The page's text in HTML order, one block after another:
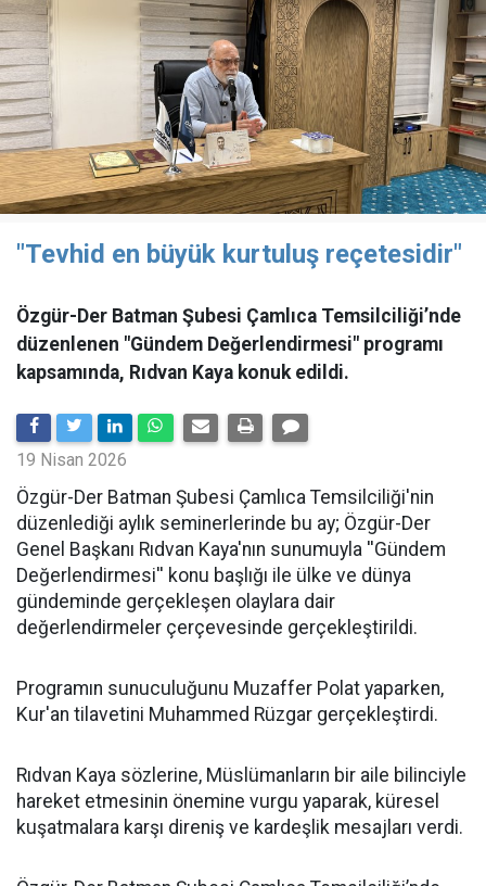
"Tevhid en büyük kurtuluş reçetesidir"
Özgür-Der Batman Şubesi Çamlıca Temsilciliği’nde
düzenlenen "Gündem Değerlendirmesi" programı
kapsamında, Rıdvan Kaya konuk edildi.
19 Nisan 2026
​Özgür-Der Batman Şubesi Çamlıca Temsilciliği'nin
düzenlediği aylık seminerlerinde bu ay; Özgür-Der
Genel Başkanı Rıdvan Kaya'nın sunumuyla ''Gündem
Değerlendirmesi'' konu başlığı ile ülke ve dünya
gündeminde gerçekleşen olaylara dair
değerlendirmeler çerçevesinde gerçekleştirildi.
Programın sunuculuğunu Muzaffer Polat yaparken,
Kur'an tilavetini Muhammed Rüzgar gerçekleştirdi.
Rıdvan Kaya sözlerine, Müslümanların bir aile bilinciyle
hareket etmesinin önemine vurgu yaparak, küresel
kuşatmalara karşı direniş ve kardeşlik mesajları verdi.